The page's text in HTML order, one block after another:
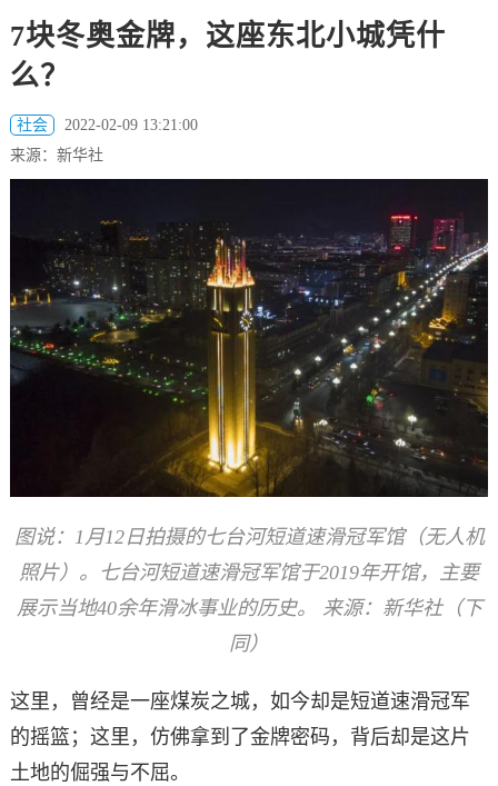
7块冬奥金牌，这座东北小城凭什
么？
社会
2022-02-09 13:21:00
来源：新华社
图说：1月12日拍摄的七台河短道速滑冠军馆（无人机
照片）。七台河短道速滑冠军馆于2019年开馆，主要
展示当地40余年滑冰事业的历史。 来源：新华社（下
同）
这里，曾经是一座煤炭之城，如今却是短道速滑冠军
的摇篮；这里，仿佛拿到了金牌密码，背后却是这片
土地的倔强与不屈。